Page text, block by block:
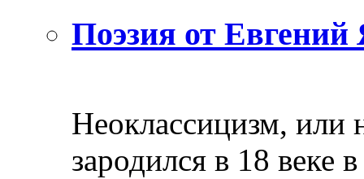
Поэзия от Евгений
Неоклассицизм, или
зародился в 18 веке